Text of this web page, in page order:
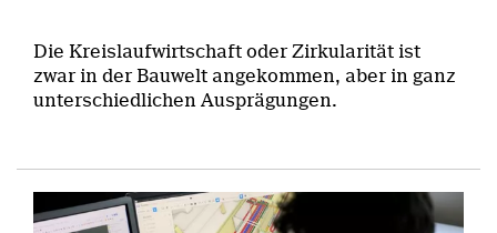
Die Kreislaufwirtschaft oder Zirkularität ist
zwar in der Bauwelt angekommen, aber in ganz
unterschiedlichen Ausprägungen.